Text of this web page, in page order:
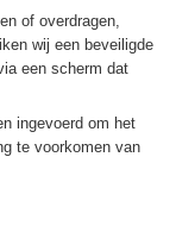
of overdragen,
wij een beveiligde
een scherm dat
ingevoerd om het
te voorkomen van